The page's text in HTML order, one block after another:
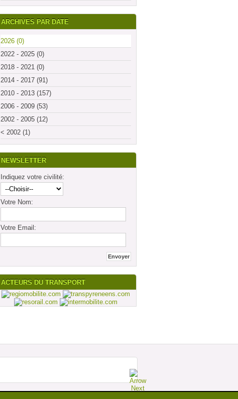
ARCHIVES PAR DATE
2026 (0)
2022 - 2025 (0)
2018 - 2021 (0)
2014 - 2017 (91)
2010 - 2013 (157)
2006 - 2009 (53)
2002 - 2005 (12)
< 2002 (1)
NEWSLETTER
Indiquez votre civilité:
Votre Nom:
Votre Email:
ACTEURS DU TRANSPORT